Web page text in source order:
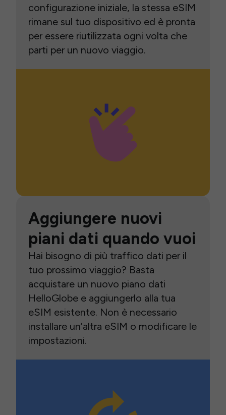
configurazione iniziale, la stessa eSIM
rimane sul tuo dispositivo ed è pronta
per essere riutilizzata ogni volta che
parti per un nuovo viaggio.
Aggiungere nuovi
piani dati quando vuoi
Hai bisogno di più traffico dati per il
tuo prossimo viaggio? Basta
acquistare un nuovo piano dati
HelloGlobe e aggiungerlo alla tua
eSIM esistente. Non è necessario
installare un’altra eSIM o modificare le
impostazioni.